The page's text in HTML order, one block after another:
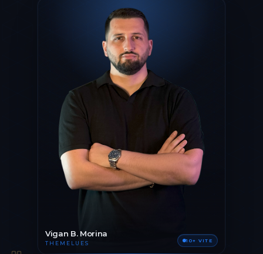
Vigan B. Morina
THEMELUES 10+ VITE